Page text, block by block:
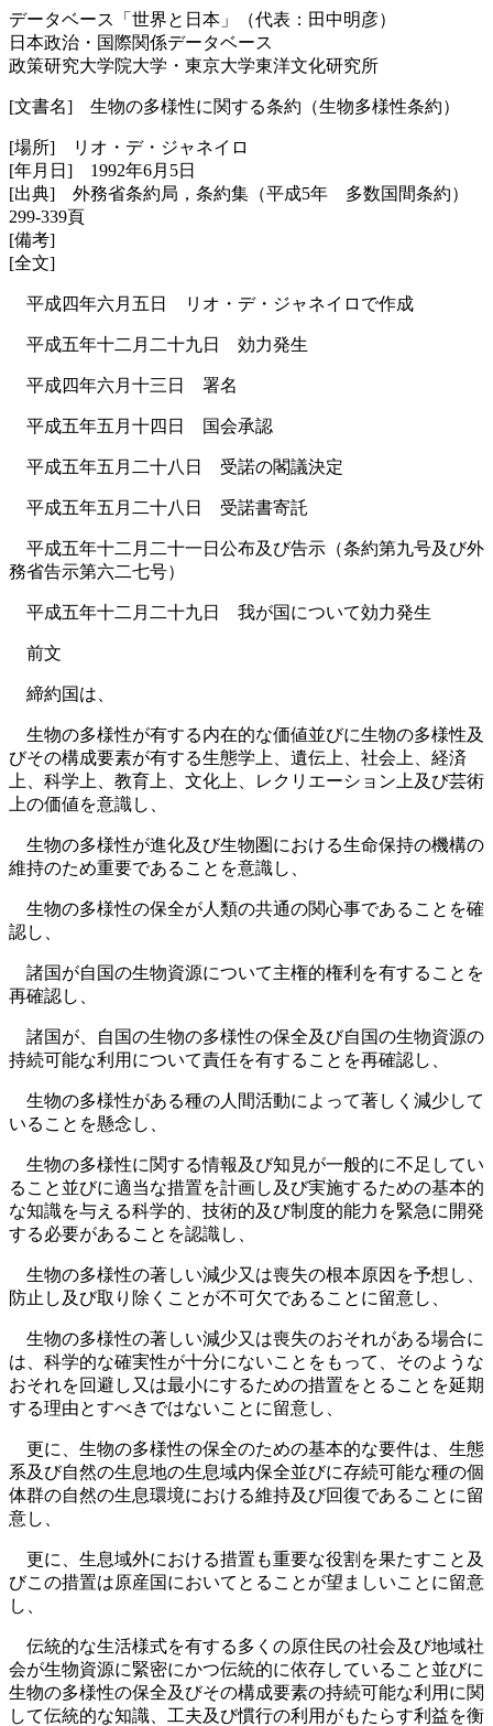
データベース「世界と日本」（代表：田中明彦）
日本政治・国際関係データベース
政策研究大学院大学・東京大学東洋文化研究所
[文書名] 生物の多様性に関する条約（生物多様性条約）
[場所] リオ・デ・ジャネイロ
[年月日] 1992年6月5日
[出典] 外務省条約局，条約集（平成5年 多数国間条約）
299‐339頁
[備考]
[全文]
平成四年六月五日 リオ・デ・ジャネイロで作成
平成五年十二月二十九日 効力発生
平成四年六月十三日 署名
平成五年五月十四日 国会承認
平成五年五月二十八日 受諾の閣議決定
平成五年五月二十八日 受諾書寄託
平成五年十二月二十一日公布及び告示（条約第九号及び外
務省告示第六二七号）
平成五年十二月二十九日 我が国について効力発生
前文
締約国は、
生物の多様性が有する内在的な価値並びに生物の多様性及
びその構成要素が有する生態学上、遺伝上、社会上、経済
上、科学上、教育上、文化上、レクリエーション上及び芸術
上の価値を意識し、
生物の多様性が進化及び生物圏における生命保持の機構の
維持のため重要であることを意識し、
生物の多様性の保全が人類の共通の関心事であることを確
認し、
諸国が自国の生物資源について主権的権利を有することを
再確認し、
諸国が、自国の生物の多様性の保全及び自国の生物資源の
持続可能な利用について責任を有することを再確認し、
生物の多様性がある種の人間活動によって著しく減少して
いることを懸念し、
生物の多様性に関する情報及び知見が一般的に不足してい
ること並びに適当な措置を計画し及び実施するための基本的
な知識を与える科学的、技術的及び制度的能力を緊急に開発
する必要があることを認識し、
生物の多様性の著しい減少又は喪失の根本原因を予想し、
防止し及び取り除くことが不可欠であることに留意し、
生物の多様性の著しい減少又は喪失のおそれがある場合に
は、科学的な確実性が十分にないことをもって、そのような
おそれを回避し又は最小にするための措置をとることを延期
する理由とすべきではないことに留意し、
更に、生物の多様性の保全のための基本的な要件は、生態
系及び自然の生息地の生息域内保全並びに存続可能な種の個
体群の自然の生息環境における維持及び回復であることに留
意し、
更に、生息域外における措置も重要な役割を果たすこと及
びこの措置は原産国においてとることが望ましいことに留意
し、
伝統的な生活様式を有する多くの原住民の社会及び地域社
会が生物資源に緊密にかつ伝統的に依存していること並びに
生物の多様性の保全及びその構成要素の持続可能な利用に関
して伝統的な知識、工夫及び慣行の利用がもたらす利益を衡